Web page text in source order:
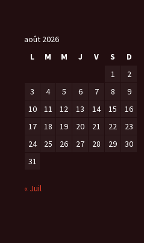
août 2026
L
M M J V S
D
1
2
3
4 5 6 7 8
9
10
11 12 13 14 15
16
17
18 19 20 21 22
23
24
25 26 27 28 29
30
31
« Juil